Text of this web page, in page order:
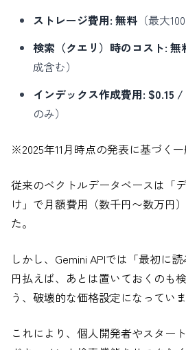
ストレージ費用: 無料 （最大
検索（クエリ）時のコスト: 無
成含む）
インデックス作成費用: $0.15 /
のみ）
※2025年11月時点の発表に基づく
従来のベクトルデータベースは「
け」で月額費用（数千円〜数万円
た。
しかし、Gemini APIでは「最初に
円払えば、あとは置いておくのも
う、破壊的な価格設定になっていま
これにより、個人開発者やスター